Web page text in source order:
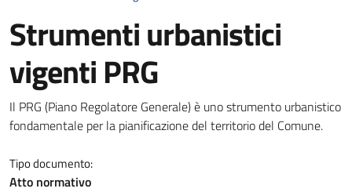
Strumenti urbanistici
vigenti PRG
Dettagli del documento
Il PRG (Piano Regolatore Generale) è uno strumento urbanistico
fondamentale per la pianificazione del territorio del Comune.
Tipo documento:
Atto normativo